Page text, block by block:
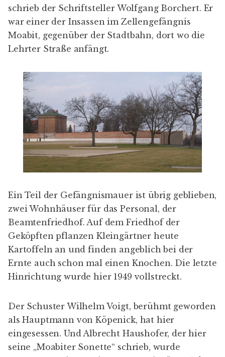
Ein Teil der Gefängnismauer ist übrig geblieben,
zwei Wohnhäuser für das Personal, der
Beamtenfriedhof. Auf dem Friedhof der
Kartoffeln an und finden angeblich bei der
Ernte auch schon mal einen Knochen. Dieletzte
Hinrichtung wurde hier 1949 vollstreckt.
Der Schuster Wilhelm Voigt, berühmt geworden
als Hauptmann von Köpenick, hat hier
eingesessen. Und Albrecht Haushofer, der hier
zusammen mit 16 weiteren „Verschwörern“ des
20. Juli am 23. April 1945, nur wenige Tage vor
der Befreiung Berlins, aus dem Gefängnis
hinausgeführt und ungefähr da, wo jetzt der
Bahnhof steht, erschossen.
Auf der großen Leerfläche des ehemaligen
Rücknahme ihrer Umzugspläne eventuell ihre
Konzernzentrale bauen. Die Planer würden
gerne darüber hinaus ein „lebendiges
großstädtisches Quartier“ entwickeln. Doch